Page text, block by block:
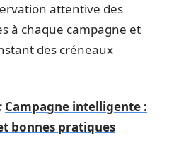
attentive des
à chaque campagne et
des créneaux
Campagne intelligente :
bonnes pratiques